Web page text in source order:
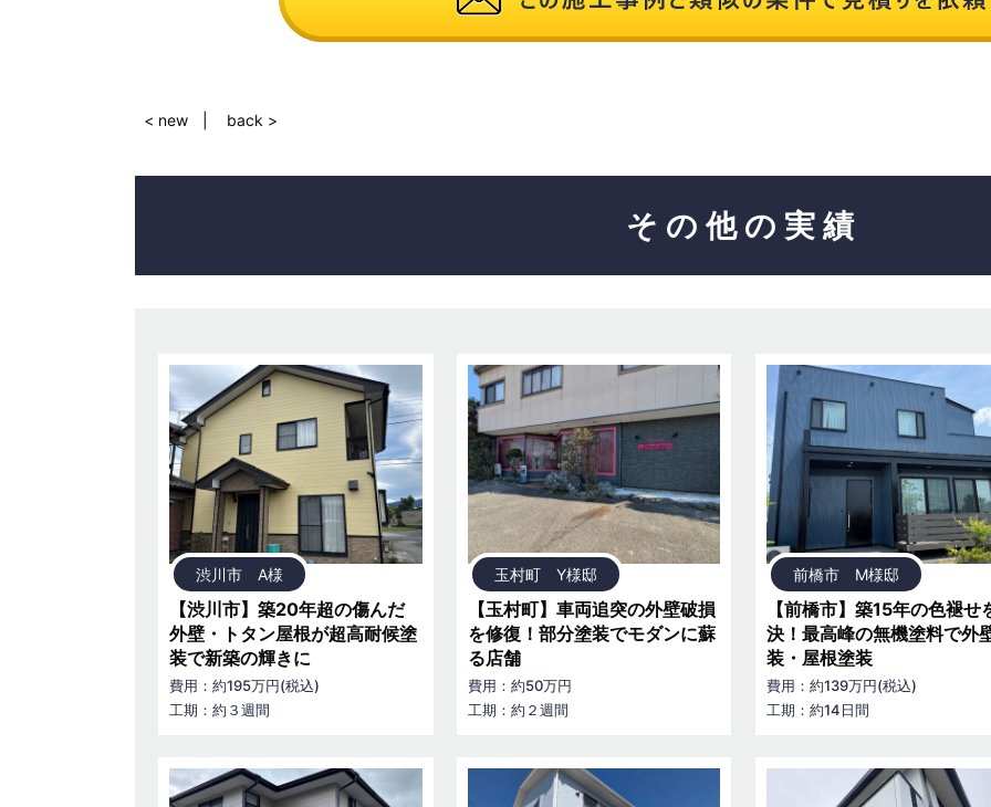
< new back >
その他の実績
渋川市 A様
【渋川市】築20年超の傷んだ
外壁・トタン屋根が超高耐候塗
装で新築の輝きに
費用：約195万円(税込)
工期：約３週間
玉村町 Y様邸
【玉村町】車両追突の外壁破損
を修復！部分塗装でモダンに蘇
る店舗
費用：約50万円
工期：約２週間
前橋市 M様邸
【前橋市】築15年の色褪せ
決！最高峰の無機塗料で外
装・屋根塗装
費用：約139万円(税込)
工期：約14日間